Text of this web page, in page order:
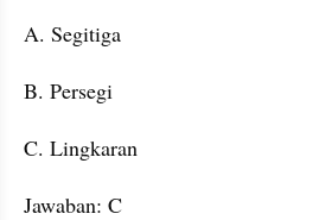
A. Segitiga
B. Persegi
C. Lingkaran
Jawaban: C